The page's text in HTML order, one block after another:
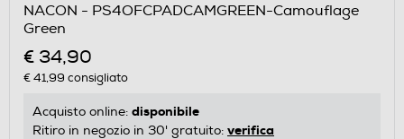
NACON - PS4OFCPADCAMGREEN-Camouflage
Green
€ 34,90
€ 41,99 consigliato
Acquisto online: disponibile
Ritiro in negozio in 30' gratuito: verifica